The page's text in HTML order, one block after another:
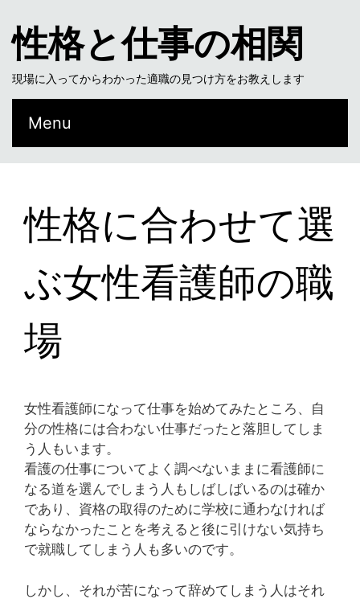
性格と仕事の相関
現場に入ってからわかった適職の見つけ方をお教えします
Menu
性格に合わせて選
ぶ女性看護師の職
場
女性看護師になって仕事を始めてみたところ、自
分の性格には合わない仕事だったと落胆してしま
う人もいます。
看護の仕事についてよく調べないままに看護師に
なる道を選んでしまう人もしばしばいるのは確か
であり、資格の取得のために学校に通わなければ
ならなかったことを考えると後に引けない気持ち
で就職してしまう人も多いのです。
しかし、それが苦になって辞めてしまう人はそれ